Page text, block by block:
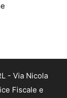
- Via Nicola
Fiscale e